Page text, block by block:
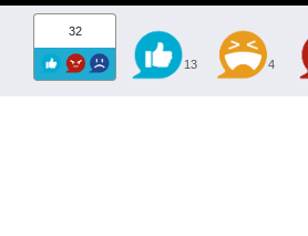
32
13 4